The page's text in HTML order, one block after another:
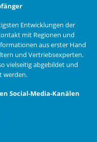
Entwicklungen der
mit Regionen und
aus erster Hand
und Vertriebsexperten.
vielseitig abgebildet und
werden.
Social-Media-Kanälen